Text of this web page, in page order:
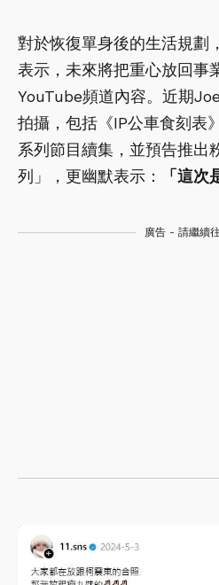
對於恢復單身後的生活規劃
表示，未來將把重心放回事
YouTube頻道內容。近期
拍攝，包括《IP公車食刻表
系列節目續集，並預告推出
列」，更幽默表示：
「這次
廣告 - 請繼續